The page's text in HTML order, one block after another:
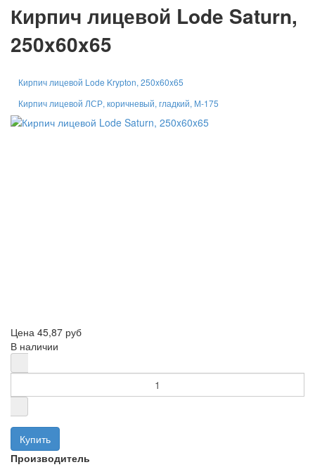
Кирпич лицевой Lode Saturn,
250x60x65
Кирпич лицевой Lode Krypton, 250x60x65
Кирпич лицевой ЛСР, коричневый, гладкий, М-175
Цена 45,87 руб
В наличии
Производитель